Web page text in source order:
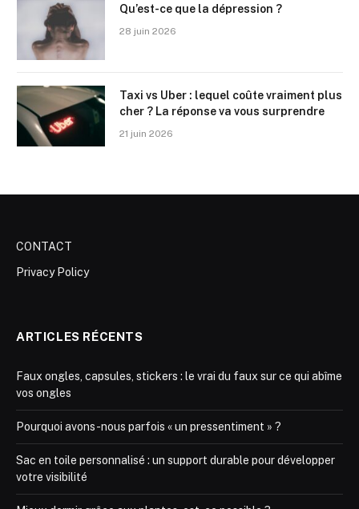
Qu’est-ce que la dépression ?
28 juin 2026
Taxi vs Uber : lequel coûte vraiment plus
cher ? La réponse va vous surprendre
21 juin 2026
CONTACT
Privacy Policy
ARTICLES RÉCENTS
Faux ongles, capsules, stickers : le vrai du faux sur ce qui abîme
vos ongles
Pourquoi avons-nous parfois « un pressentiment » ?
Sac en toile personnalisé : un support durable pour développer
votre visibilité